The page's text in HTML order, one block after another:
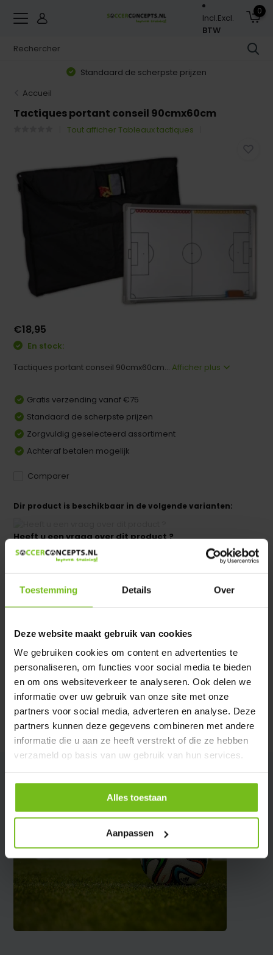
Toestemming Details Over
Deze website maakt gebruik van cookies
We gebruiken cookies om content en advertenties te
personaliseren, om functies voor social media te bieden
en om ons websiteverkeer te analyseren. Ook delen we
informatie over uw gebruik van onze site met onze
partners voor social media, adverteren en analyse. Deze
partners kunnen deze gegevens combineren met andere
informatie die u aan ze heeft verstrekt of die ze hebben
verzameld op basis van uw gebruik van hun services.
Alles toestaan
Aanpassen
Incl.Excl.
BTW
0
Standaard de scherpste prijzen
Accueil
Tactiques portant conseil 90cmx60cm
Tout afficher Tableaux tactiques
€18,95
En stock:
Tactiques portant conseil 90cmx60cm... Afficher plus
Gratis verzending vanaf €75
Standaard de scherpste prijzen
Zorgvuldig geselecteerd assortiment
Achteraf betalen mogelijk
Comparer
Dir product is beschikbaar in de volgende varianten:
Heeft u een vraag over dit product ?
We helpen u graag met meer informatie
Spécifications
Évaluations
Partager